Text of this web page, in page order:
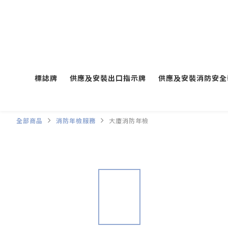
標誌牌 供應及安裝出口指示牌 供應及安裝消防安
全部商品 消防年檢服務 大廈消防年檢